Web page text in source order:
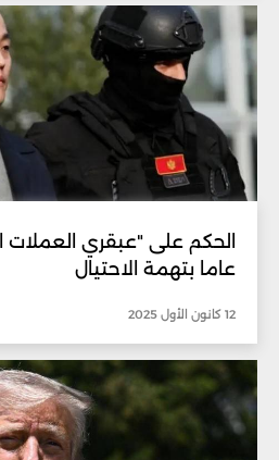
عاما بتهمة الاحتيال
12 كانون الأول 2025